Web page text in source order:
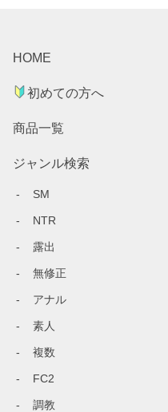
HOME
初めての方へ
商品一覧
ジャンル検索
SM
NTR
露出
無修正
アナル
素人
複数
FC2
調教